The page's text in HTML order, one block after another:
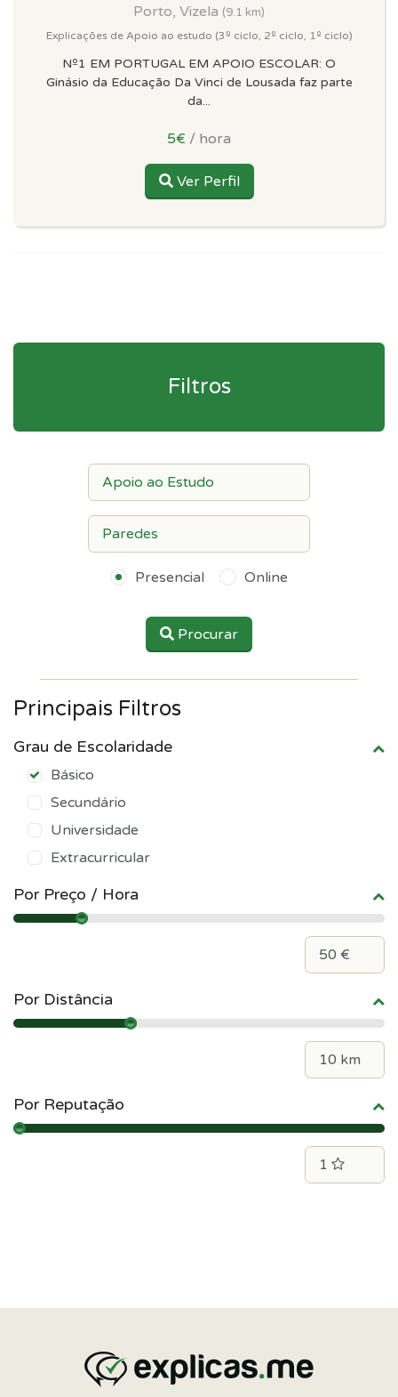
Porto, Vizela (9.1 km)
Explicações de Apoio ao estudo (3º ciclo, 2º ciclo, 1º ciclo)
Nº1 EM PORTUGAL EM APOIO ESCOLAR: O
Ginásio da Educação Da Vinci de Lousada faz parte
da...
5€ / hora
Ver Perfil
Filtros
Presencial Online
Procurar
Principais Filtros
Grau de Escolaridade
Básico
Secundário
Universidade
Extracurricular
Por Preço / Hora
Por Distância
Por Reputação